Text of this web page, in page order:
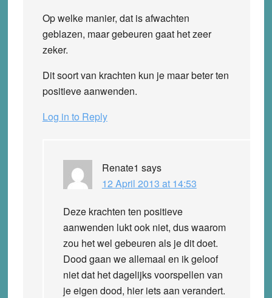
Op welke manier, dat is afwachten
geblazen, maar gebeuren gaat het zeer
zeker.
Dit soort van krachten kun je maar beter ten
positieve aanwenden.
Log in to Reply
Renate1 says
12 April 2013 at 14:53
Deze krachten ten positieve
aanwenden lukt ook niet, dus waarom
zou het wel gebeuren als je dit doet.
Dood gaan we allemaal en ik geloof
niet dat het dagelijks voorspellen van
je eigen dood, hier iets aan verandert.